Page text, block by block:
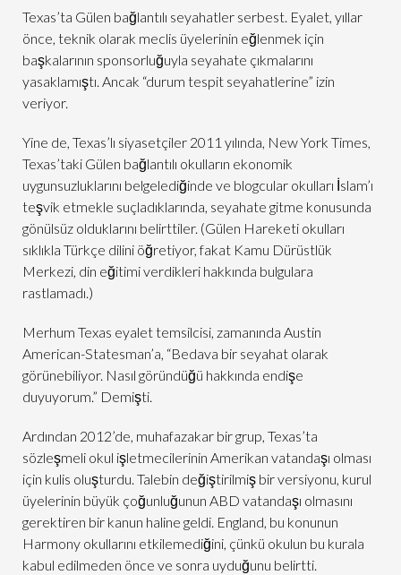
Texas’ta Gülen bağlantılı seyahatler serbest. Eyalet, yıllar
önce, teknik olarak meclis üyelerinin eğlenmek için
başkalarının sponsorluğuyla seyahate çıkmalarını
yasaklamıştı. Ancak “durum tespit seyahatlerine” izin
veriyor.
Yine de, Texas’lı siyasetçiler 2011 yılında, New York Times,
Texas’taki Gülen bağlantılı okulların ekonomik
uygunsuzluklarını belgelediğinde ve blogcular okulları İslam’ı
teşvik etmekle suçladıklarında, seyahate gitme konusunda
gönülsüz olduklarını belirttiler. (Gülen Hareketi okulları
sıklıkla Türkçe dilini öğretiyor, fakat Kamu Dürüstlük
Merkezi, din eğitimi verdikleri hakkında bulgulara
rastlamadı.)
Merhum Texas eyalet temsilcisi, zamanında Austin
American-Statesman’a, “Bedava bir seyahat olarak
görünebiliyor. Nasıl göründüğü hakkında endişe
duyuyorum.” Demişti.
Ardından 2012’de, muhafazakar bir grup, Texas’ta
sözleşmeli okul işletmecilerinin Amerikan vatandaşı olması
için kulis oluşturdu. Talebin değiştirilmiş bir versiyonu, kurul
üyelerinin büyük çoğunluğunun ABD vatandaşı olmasını
gerektiren bir kanun haline geldi. England, bu konunun
Harmony okullarını etkilemediğini, çünkü okulun bu kurala
kabul edilmeden önce ve sonra uyduğunu belirtti.